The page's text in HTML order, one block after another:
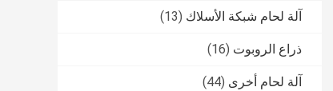
آلة لحام شبكة الأسلاك (13)
ذراع الروبوت (16)
آلة لحام أخرى (44)